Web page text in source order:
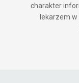
charakter
lekarzem w